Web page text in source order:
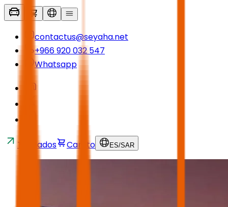
contactus@seyaha.net
+966 920 032 547
Whatsapp
Traslados Carrito ES/SAR